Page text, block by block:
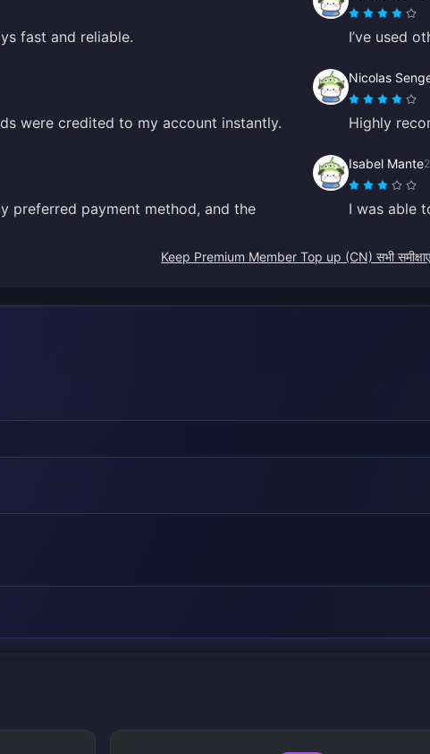
fast and reliable. I’ve used
were credited to my account instantly.
Nicolas
Highly
preferred payment method, and the
Isabel Mante
I was able
Keep Premium Member Top up (CN) सभी समीक्षाएं